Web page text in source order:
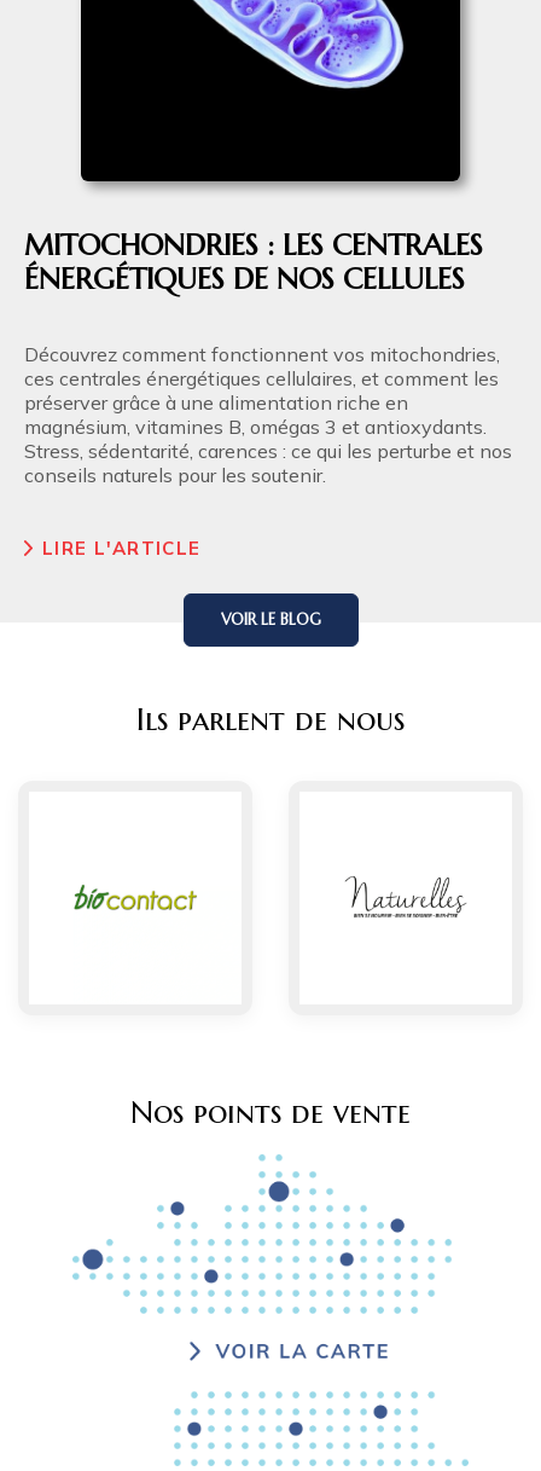
MITOCHONDRIES : LES CENTRALES
ÉNERGÉTIQUES DE NOS CELLULES
Découvrez comment fonctionnent vos mitochondries,
ces centrales énergétiques cellulaires, et comment les
préserver grâce à une alimentation riche en
magnésium, vitamines B, omégas 3 et antioxydants.
Stress, sédentarité, carences : ce qui les perturbe et nos
conseils naturels pour les soutenir.
LIRE L'ARTICLE
VOIR LE BLOG
Ils parlent de nous
Nos points de vente